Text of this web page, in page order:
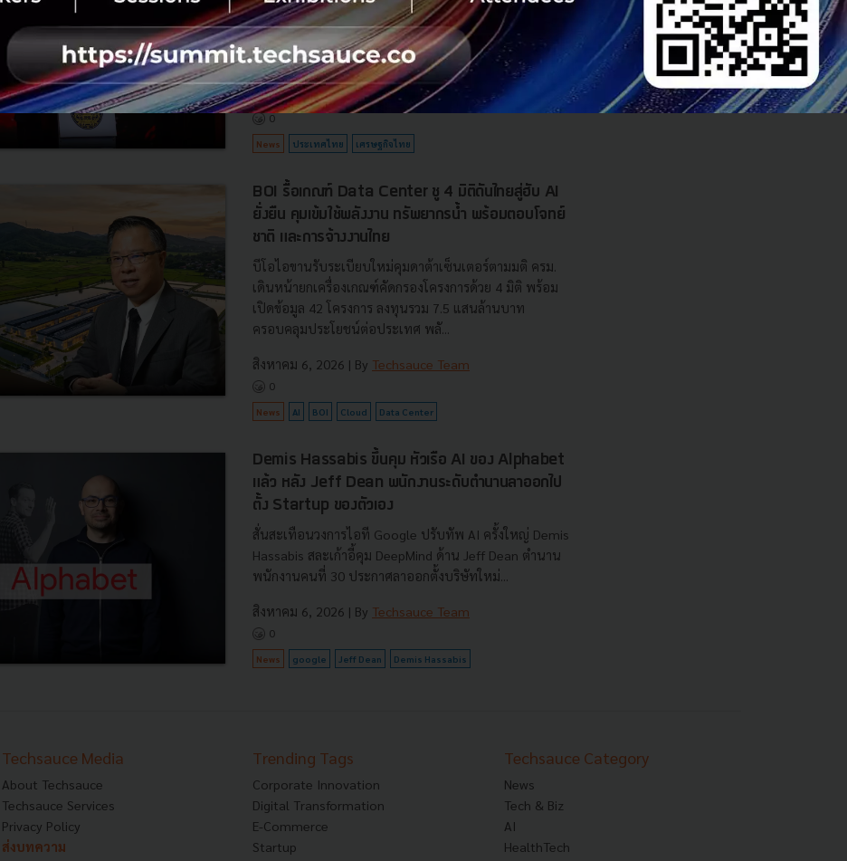
นายอนุทิน ชาญวีรกูล นายกรัฐมนตรีและรัฐมนตรีว่าการ
กระทรวงมหาดไทย กล่าวปาฐกถาพิเศษในหัวข้อ “ฝ่าวิกฤติ
รับมือระเบียบโลกใหม่” ในงาน The INTANIA Forum...
สิงหาคม 6, 2026| ByTechsauce Team
0
News ประเทศไทย เศรษฐกิจไทย
BOI รื้อเกณฑ์ Data Center ชู 4 มิติดันไทยสู่ฮับ AI
ยั่งยืน คุมเข้มใช้พลังงาน ทรัพยากรน้ำ พร้อมตอบโจทย์
ชาติ และการจ้างงานไทย
บีโอไอขานรับระเบียบใหม่คุมดาต้าเซ็นเตอร์ตามมติ ครม.
เดินหน้ายกเครื่องเกณฑ์คัดกรองโครงการด้วย 4 มิติ พร้อม
เปิดข้อมูล 42 โครงการ ลงทุนรวม 7.5 แสนล้านบาท
ครอบคลุมประโยชน์ต่อประเทศ พลั...
สิงหาคม 6, 2026 | By Techsauce Team
0
News AI BOI Cloud Data Center
Demis Hassabis ขึ้นคุม หัวเรือ AI ของ Alphabet
แล้ว หลัง Jeff Dean พนักงานระดับตำนานลาออกไป
ตั้ง Startup ของตัวเอง
สั่นสะเทือนวงการไอที Google ปรับทัพ AI ครั้งใหญ่ Demis
Hassabis สละเก้าอี้คุม DeepMind ด้าน Jeff Dean ตำนาน
พนักงานคนที่ 30 ประกาศลาออกตั้งบริษัทใหม่...
สิงหาคม 6, 2026 | By Techsauce Team
0
News google Jeff Dean Demis Hassabis
Techsauce Media
About Techsauce
Techsauce Services
Privacy Policy
ส่งบทความ
Trending Tags
Corporate Innovation
Digital Transformation
E-Commerce
Startup
Techsauce Category
News
Tech & Biz
AI
HealthTech